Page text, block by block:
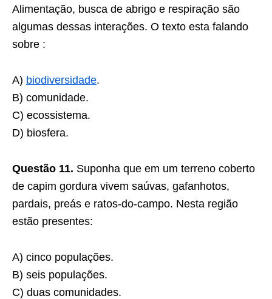
Alimentação, busca de abrigo e respiração são
algumas dessas interações. O texto esta falando
sobre :
A) biodiversidade.
B) comunidade.
C) ecossistema.
D) biosfera.
Questão 11. Suponha que em um terreno coberto
de capim gordura vivem saúvas, gafanhotos,
pardais, preás e ratos-do-campo. Nesta região
estão presentes:
A) cinco populações.
B) seis populações.
C) duas comunidades.